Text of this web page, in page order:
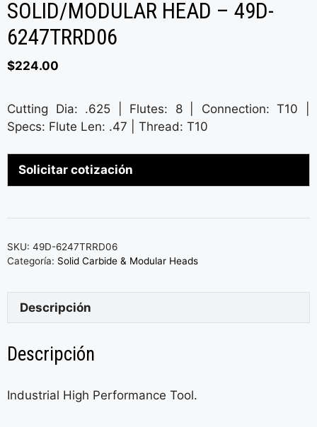
SOLID/MODULAR HEAD – 49D-
6247TRRD06
$224.00
Cutting Dia: .625 | Flutes: 8 | Connection: T10 |
Specs: Flute Len: .47 | Thread: T10
Solicitar cotización
SKU: 49D-6247TRRD06
Categoría: Solid Carbide & Modular Heads
Descripción
Descripción
Industrial High Performance Tool.